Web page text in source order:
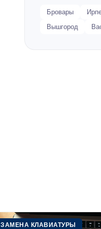
Бровары
Вышгород
ЗАМЕНА КЛАВИАТУРЫ